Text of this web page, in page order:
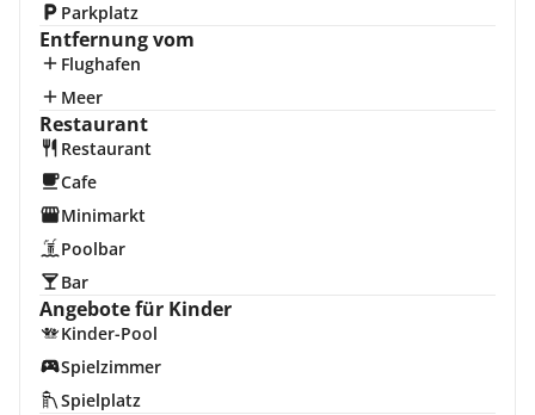
Parkplatz
Entfernung vom
Flughafen
Meer
Restaurant
Restaurant
Cafe
Minimarkt
Poolbar
Bar
Angebote für Kinder
Kinder-Pool
Spielzimmer
Spielplatz